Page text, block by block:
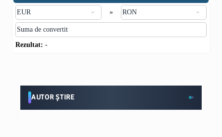
»
Rezultat: -
AUTOR ȘTIRE